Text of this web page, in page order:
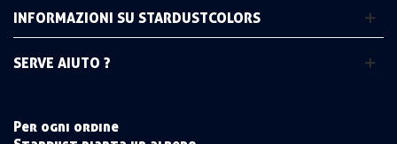
INFORMAZIONI SU STARDUSTCOLORS
SERVE AIUTO ?
Per ogni ordine